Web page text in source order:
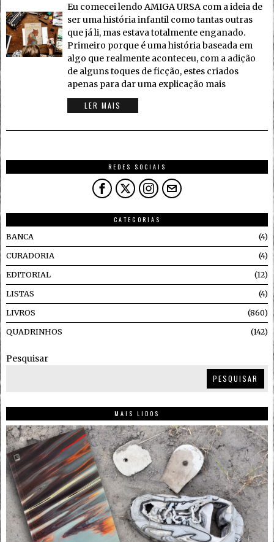
Eu comecei lendo AMIGA URSA com a ideia de
ser uma história infantil como tantas outras
que já li, mas estava totalmente enganado.
Primeiro porque é uma história baseada em
algo que realmente aconteceu, com a adição
de alguns toques de ficção, estes criados
apenas para dar uma explicação mais
LER MAIS
REDES SOCIAIS
CATEGORIAS
BANCA
4
CURADORIA 4
EDITORIAL 12
LISTAS 4
LIVROS 860
QUADRINHOS 142
Pesquisar
PESQUISAR
MAIS LIDOS